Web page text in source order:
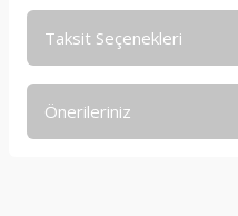
Taksit Seçenekleri
Önerileriniz